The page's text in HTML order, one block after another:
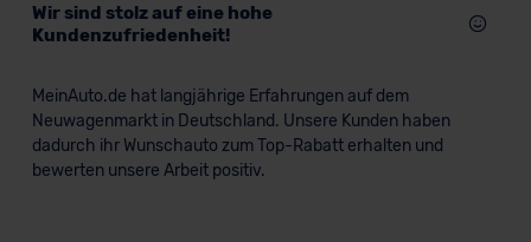
Wir sind stolz auf eine hohe
Kundenzufriedenheit!
MeinAuto.de hat langjährige Erfahrungen auf dem
Neuwagenmarkt in Deutschland. Unsere Kunden haben
dadurch ihr Wunschauto zum Top-Rabatt erhalten und
bewerten unsere Arbeit positiv.